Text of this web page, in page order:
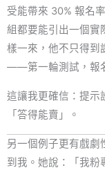
受能帶來 30% 報名
組都要能引出一個實
樣一來，他不只得到
——第一輪測試，報
這讓我更確信：提示
「答得能賣」。
另一個例子更有戲劇
到我。她說：「我粉